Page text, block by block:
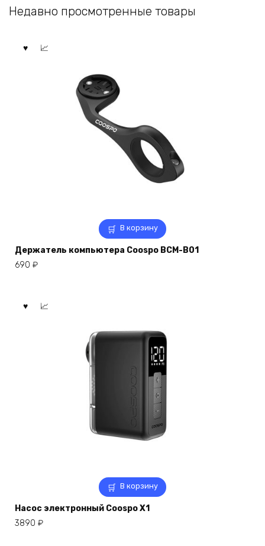
Недавно просмотренные товары
В корзину
Держатель компьютера Coospo BCM-B01
690 ₽
В корзину
Насос электронный Coospo X1
3890 ₽